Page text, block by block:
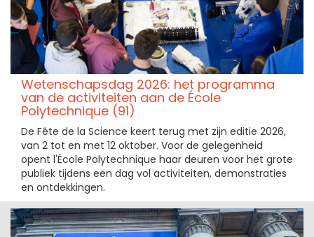
Wetenschapsdag 2026: het programma
van de activiteiten aan de École
Polytechnique (91)
De Fête de la Science keert terug met zijn editie 2026,
van 2 tot en met 12 oktober. Voor de gelegenheid
opent l'École Polytechnique haar deuren voor het grote
publiek tijdens een dag vol activiteiten, demonstraties
en ontdekkingen.